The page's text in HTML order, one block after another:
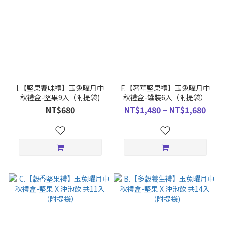
I.【堅果饗味禮】玉兔曜月中
秋禮盒-堅果9入（附提袋)
NT$680
F.【奢華堅果禮】玉兔曜月中
秋禮盒-罐裝6入（附提袋）
NT$1,480 ~ NT$1,680